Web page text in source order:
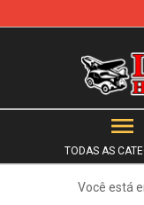
b
TODAS AS
Você está